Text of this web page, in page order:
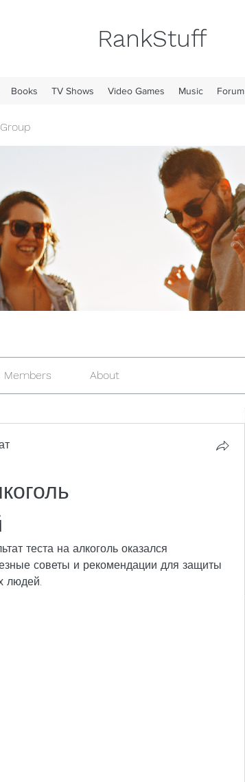
RankStuff
Books TV Shows Video Games Music Forum
Members About
теста на алкоголь оказался
советы и рекомендации для защиты
людей.